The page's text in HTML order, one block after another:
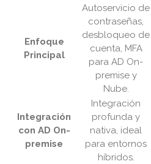
Enfoque
Principal
Autoservicio de
contraseñas,
desbloqueo de
cuenta, MFA
para AD On-
premise y
Nube.
Integración
con AD On-
premise
Integración
profunda y
nativa, ideal
para entornos
híbridos.